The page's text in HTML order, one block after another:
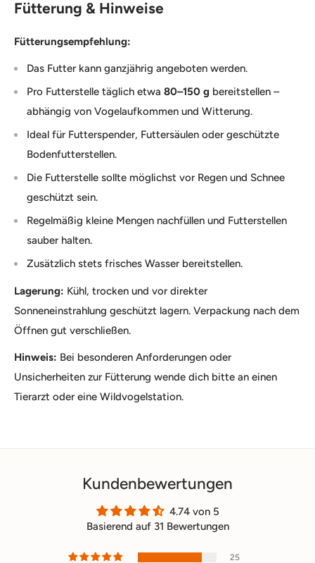
Fütterung & Hinweise
Fütterungsempfehlung:
Das Futter kann ganzjährig angeboten werden.
Pro Futterstelle täglich etwa 80–150 g bereitstellen –
abhängig von Vogelaufkommen und Witterung.
Ideal für Futterspender, Futtersäulen oder geschützte
Bodenfutterstellen.
Die Futterstelle sollte möglichst vor Regen und Schnee
geschützt sein.
Regelmäßig kleine Mengen nachfüllen und Futterstellen
sauber halten.
Zusätzlich stets frisches Wasser bereitstellen.
Lagerung: Kühl, trocken und vor direkter
Sonneneinstrahlung geschützt lagern. Verpackung nach dem
Öffnen gut verschließen.
Hinweis: Bei besonderen Anforderungen oder
Unsicherheiten zur Fütterung wende dich bitte an einen
Tierarzt oder eine Wildvogelstation.
Kundenbewertungen
4.74 von 5
Basierend auf 31 Bewertungen
25